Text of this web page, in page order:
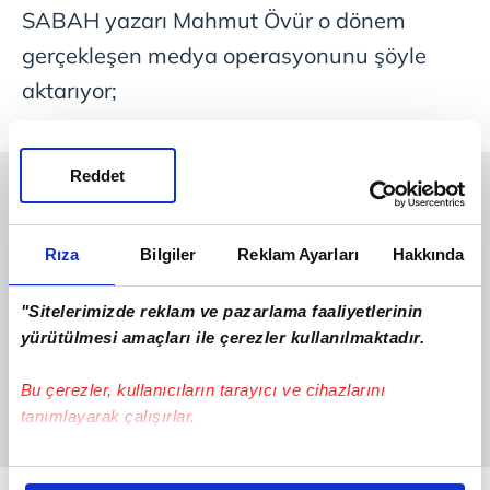
Rıza Bilgiler Reklam Ayarları Hakkında
"Sitelerimizde reklam ve pazarlama faaliyetlerinin
yürütülmesi amaçları ile çerezler kullanılmaktadır.
Bu çerezler, kullanıcıların tarayıcı ve cihazlarını
tanımlayarak çalışırlar.
Bu çerezlere izin vermeniz halinde sizlere özel
Reddet
SABAH yazarı Mahmut Övür o dönem
gerçekleşen medya operasyonunu şöyle
aktarıyor;